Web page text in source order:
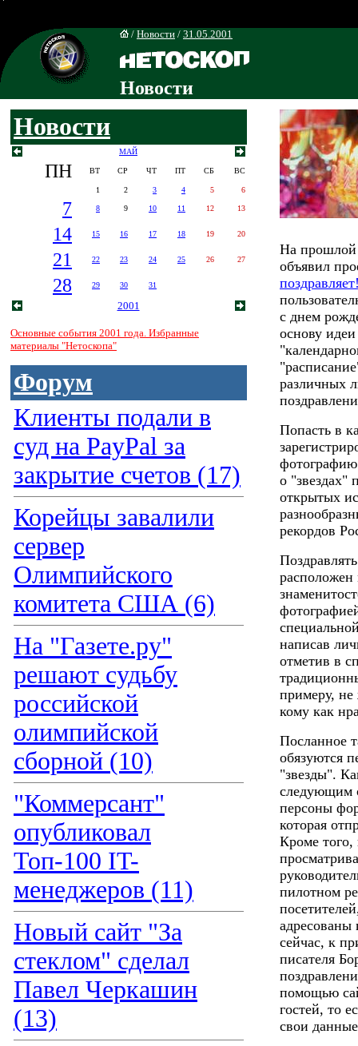
/ Новости / 31.05.2001
Новости
Новости
МАЙ
ПН ВТ СР ЧТ ПТ СБ ВС
1 2 3 4 5 6
7 8 9 10 11 12 13
14 15 16 17 18 19 20
21 22 23 24 25 26 27
28 29 30 31
2001
Основные события 2001 года. Избранные
материалы "Нетоскопа"
Форум
Клиенты подали в
суд на PayPal за
закрытие счетов (17)
Корейцы завалили
сервер
Олимпийского
комитета США (6)
На "Газете.ру"
решают судьбу
российской
олимпийской
сборной (10)
"Коммерсант"
опубликовал
Топ-100 IT-
менеджеров (11)
Новый сайт "За
стеклом" сделал
Павел Черкашин
(13)
На прошлой
объявил
с днем
основу
различных
Попасть в
о "звездах"
открытых
рекордов
написав
отметив в
примеру, не
кому как
Посланное
обязуются
"звезды".
следующим
персоны
которая
Кроме
пилотном
адресованы
сейчас, к
писателя
помощью
гостей, то
свои